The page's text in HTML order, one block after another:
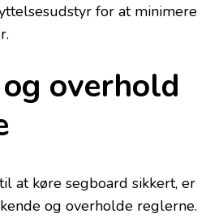
for at minimere
overhold
at køre segboard sikkert, er
og overholde reglerne.